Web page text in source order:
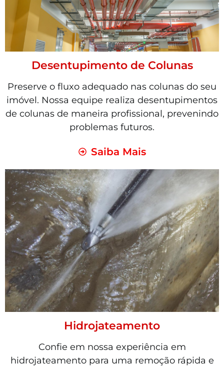
Desentupimento de Colunas
Preserve o fluxo adequado nas colunas do seu
imóvel. Nossa equipe realiza desentupimentos
de colunas de maneira profissional, prevenindo
problemas futuros.
Saiba Mais
Hidrojateamento
Confie em nossa experiência em
hidrojateamento para uma remoção rápida e